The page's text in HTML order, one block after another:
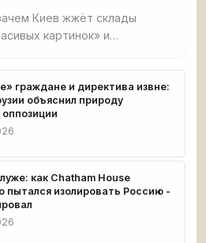
Киев жжёт склады
картинок» и
вне политики, чтобы
власти, но российский
бить врага.
граждане и директива извне:
объяснил природу
как Chatham House
пытался изолировать Россию -